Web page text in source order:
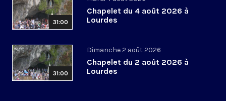
31:00
Chapelet du 4 août 2026 à
Lourdes
31:00
Dimanche 2 août 2026
Chapelet du 2 août 2026 à
Lourdes